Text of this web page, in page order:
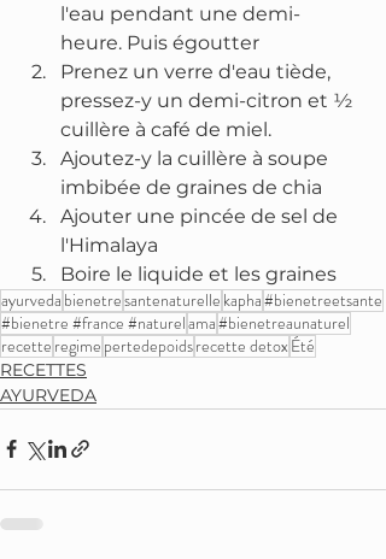
l'eau pendant une demi-
heure. Puis égoutter
Prenez un verre d'eau tiède,
pressez-y un demi-citron et ½
cuillère à café de miel.
Ajoutez-y la cuillère à soupe
imbibée de graines de chia
Ajouter une pincée de sel de
l'Himalaya
Boire le liquide et les graines
ayurveda bienetresantenaturelle kapha#bienetreetsante
#bienetre #france #naturelama#bienetreaunaturel
recette regime pertedepoidsrecette detoxÉté
RECETTES
AYURVEDA